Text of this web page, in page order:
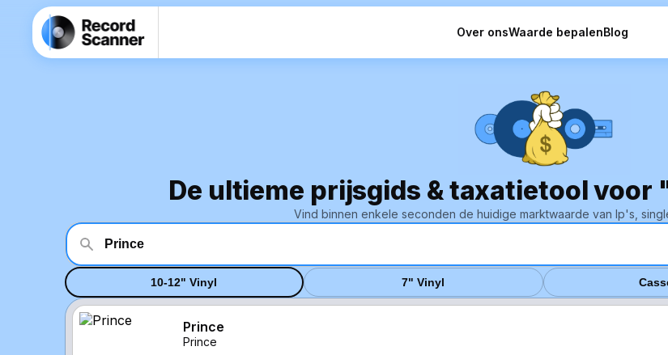
Over onsWaarde bepalenBlog
De ultieme prijsgids & taxatietool
Vind binnen enkele seconden de huidige marktwaarde van lp's,
10-12" Vinyl 7" Vinyl
Prince
Prince